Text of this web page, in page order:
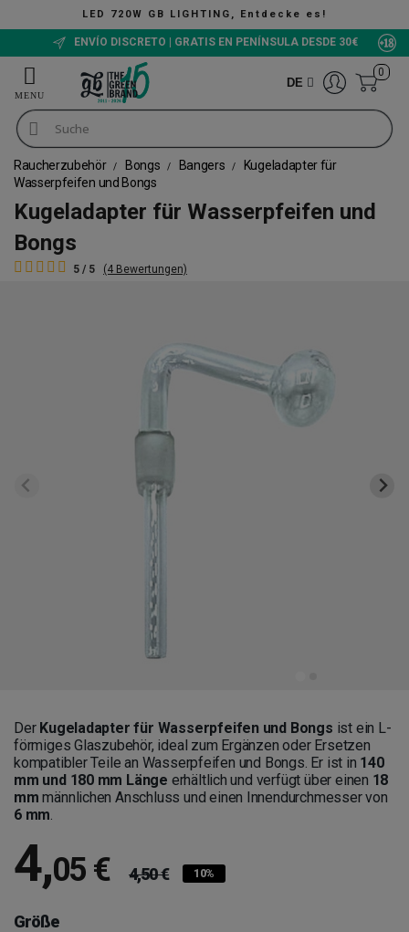
LED 720W GB LIGHTING, Entdecke es!
ENVÍO DISCRETO | GRATIS EN PENÍNSULA DESDE 30€
DE
0
Raucherzubehör Bongs Bangers
Kugeladapter für
Wasserpfeifen und Bongs
Kugeladapter für Wasserpfeifen und
Bongs
5 / 5 (4 Bewertungen)
Der Kugeladapter für Wasserpfeifen und Bongs ist ein L-
förmiges Glaszubehör, ideal zum Ergänzen oder Ersetzen
kompatibler Teile an Wasserpfeifen und Bongs. Er ist in 140
mm und 180 mm Länge erhältlich und verfügt über einen 18
mm männlichen Anschluss und einen Innendurchmesser von
6 mm.
4,05 € 4,50 € 10%
Größe